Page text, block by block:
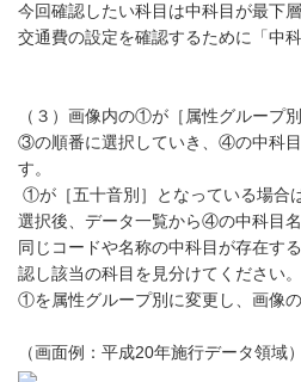
今回確認したい科目は中科目が最下
交通費の設定を確認するために「中
（３）画像内の①が［属性グループ
③の順番に選択していき、④の中科
す。
①が［五十音別］となっている場合
選択後、データ一覧から④の中科目
同じコードや名称の中科目が存在す
認し該当の科目を見分けてください
①を属性グループ別に変更し、画像
（画面例：平成20年施行データ領域）